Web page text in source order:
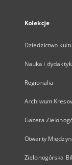
Kolekcje
Dziedzictwo
Nauka i
Regionalia
Archiwum
Gazeta
Otwarty
Zielonogórska